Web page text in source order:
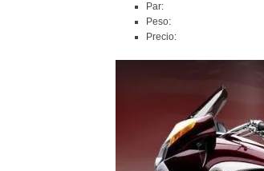
Par:
Peso:
Precio: